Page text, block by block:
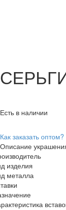
Есть в наличии
Как заказать оптом?
Описание
изделия
металла